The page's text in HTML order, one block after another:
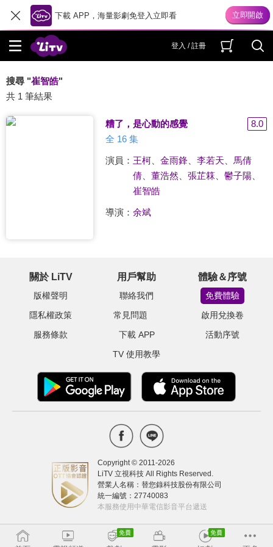
下載 APP，海量影劇免登入立即看
登入 / 註冊
搜尋 "崔智皓"
共 1 筆結果
糟了，是心動的感覺
8.0
全 16 集
演員： 王柯、 金雨鋒 李若天
馬倩
倩、 董浩然 張芷箖、 鬱子陽、
崔智皓
導演： 余斌
關於 LiTV
版權聲明
隱私權政策
服務條款
用戶幫助
聯絡我們
常見問題
下載 APP
TV 使用教學
體驗＆序號
免費體驗
啟用兌換卷
活動序號
Copyright © 2011-2026
LiTV 立視科技 All Rights Reserved.
營業人名稱：替您錄科技股份有限公司
統一編號：27740083
本服務使用中華電信影音平台遞送